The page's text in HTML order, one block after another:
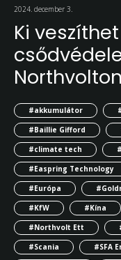
2024. december 3.
Ki
#akkumulátor
#Baillie Gifford
#climate tech
#Easpring Technology
#Európa
#KfW
#Kína
#Northvolt Ett
#Scania
#SFA